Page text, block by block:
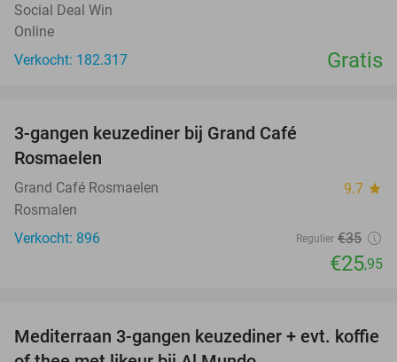
Social Deal Win
Online
Verkocht: 182.317
Gratis
3-gangen keuzediner bij Grand Café
Rosmaelen
Grand Café Rosmaelen 9.7 star
Rosmalen
Verkocht: 896
Regulier €35
€25,95
27%
Mediterraan 3-gangen keuzediner + evt. koffie